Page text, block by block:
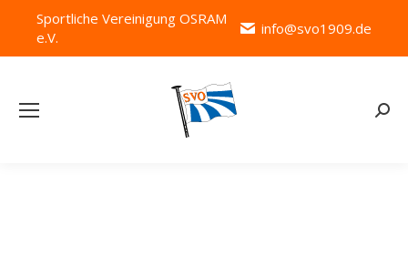
Sportliche Vereinigung OSRAM
e.V.
info@svo1909.de